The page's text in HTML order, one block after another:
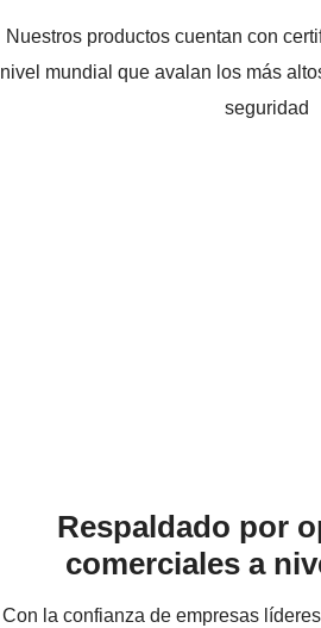
Nuestros productos cuentan con
nivel mundial que avalan los más
seguridad
Respaldado por
comerciales a
Con la confianza de empresas